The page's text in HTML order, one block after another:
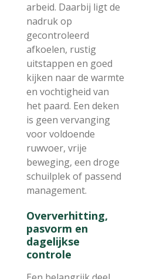
arbeid. Daarbij ligt de
nadruk op
gecontroleerd
afkoelen, rustig
uitstappen en goed
kijken naar de warmte
en vochtigheid van
het paard. Een deken
is geen vervanging
voor voldoende
ruwvoer, vrije
beweging, een droge
schuilplek of passend
management.
Oververhitting,
pasvorm en
dagelijkse
controle